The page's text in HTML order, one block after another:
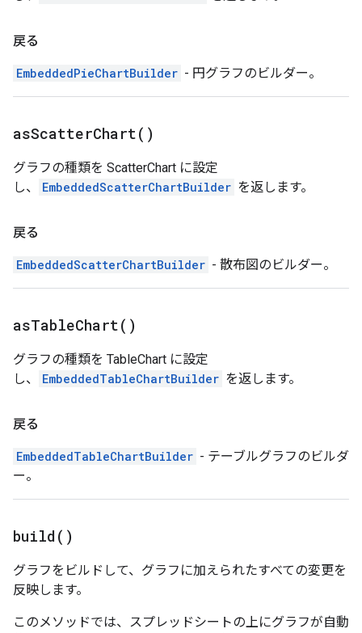
戻る
EmbeddedPieChartBuilder - 円グラフのビルダー。
asScatterChart( )
グラフの種類を ScatterChart に設定
し、
EmbeddedScatterChartBuilder を返します。
戻る
EmbeddedScatterChartBuilder - 散布図のビルダー。
asTableChart( )
グラフの種類を TableChart に設定
し、
EmbeddedTableChartBuilder を返します。
戻る
EmbeddedTableChartBuilder - テーブルグラフのビルダ
ー。
build( )
グラフをビルドして、グラフに加えられたすべての変更を
反映します。
このメソッドでは、スプレッドシートの上にグラフが自動